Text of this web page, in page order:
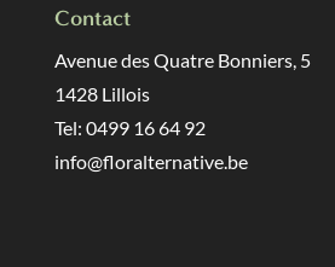
Contact
Avenue des Quatre Bonniers, 5
1428 Lillois
Tel: 0499 16 64 92
info@floralternative.be